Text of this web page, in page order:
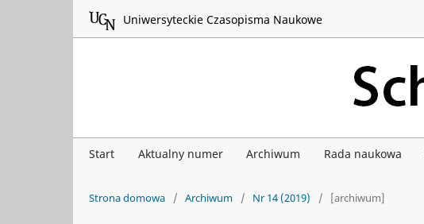
Start Aktualny numer Archiwum Rada naukowa
Uniwersyteckie Czasopisma Naukowe
Strona domowa / Archiwum / Nr 14 (2019) / [archiwum]